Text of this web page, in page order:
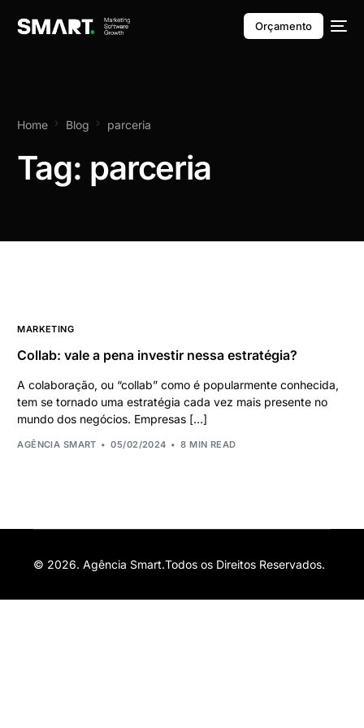
Orçamento
Home Blog parceria
Tag: parceria
MARKETING
Collab: vale a pena investir nessa estratégia?
A colaboração, ou “collab” como é popularmente conhecida,
tem se tornado uma estratégia cada vez mais presente no
mundo dos negócios. Empresas […]
AGÊNCIA SMART 05/02/2024 8 MIN READ
© 2026. Agência Smart.Todos os Direitos Reservados.